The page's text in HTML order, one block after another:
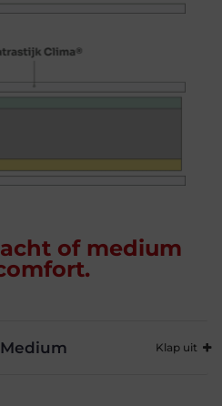
of medium